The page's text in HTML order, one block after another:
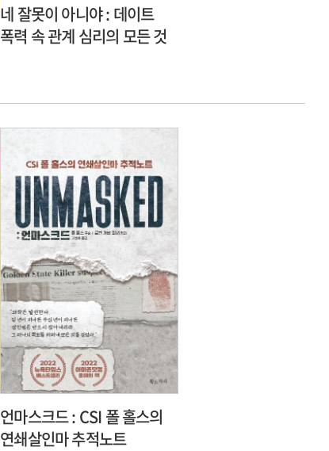
네 잘못이 아니야 : 데이트
폭력 속 관계 심리의 모든 것
언마스크드 : CSI 폴 홀스의
연쇄살인마 추적노트